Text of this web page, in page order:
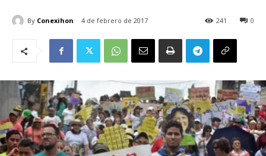
By Conexihon 4 de febrero de 2017 0
241